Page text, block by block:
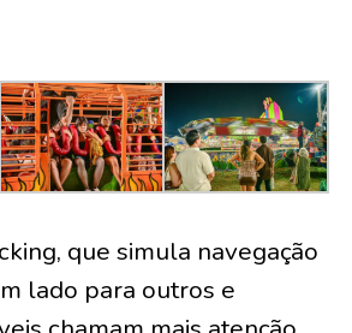
que simula navegação
lado para outros e